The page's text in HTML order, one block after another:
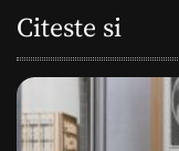
r
e
Citeste si